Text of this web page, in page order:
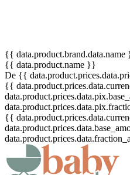
{{ data.product.brand.data.name
{{ data.product.name }}
De {{
{{
{{